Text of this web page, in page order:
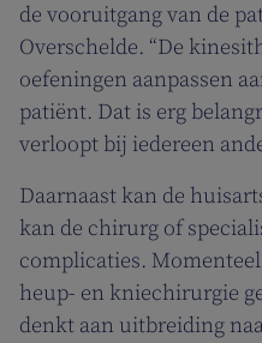
de vooruitgang van de
Overschelde. “De
oefeningen aanpassen
patiënt. Dat is erg
verloopt bij iedereen
Daarnaast kan de
kan de chirurg of
complicaties.
heup- en kniechirurgie
denkt aan uitbreiding